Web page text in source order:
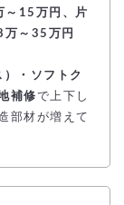
～15万円、片
～35万円
・ソフトク
補修で上下し
部材が増えて